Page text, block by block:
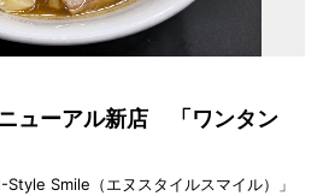
ューアル新店 「ワンタン
Smile（エヌスタイルスマイル）」